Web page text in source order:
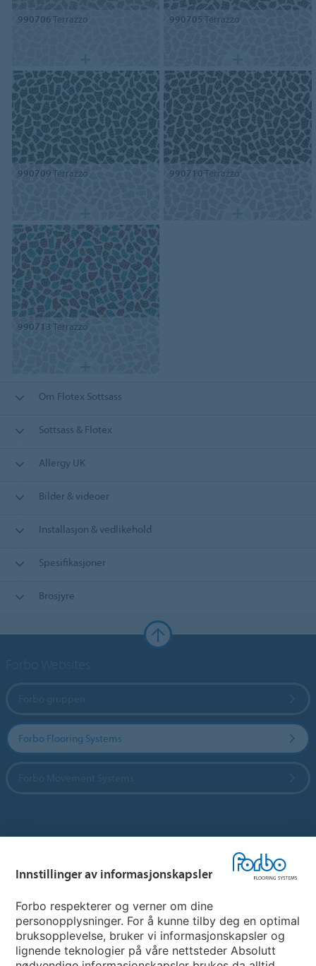
990706Terrazzo 990705 Terrazzo
990709Terrazzo 990710Terrazzo
990713 Terrazzo
Om Flotex Sottsass
Sottsass & Flotex
Allergy UK
Bilder & videoer
Installasjon & vedlikehold
Spesifikasjoner
Brosjyre
Forbo Flooring Systems
Hjemmeside per land
Velg land
My Forbo
INFORMASJON COVID-19
Innstillinger av informasjonskapsler
Forbo respekterer og verner om dine
personopplysninger. For å kunne tilby deg en optimal
bruksopplevelse, bruker vi informasjonskapsler og
lignende teknologier på våre nettsteder Absolutt